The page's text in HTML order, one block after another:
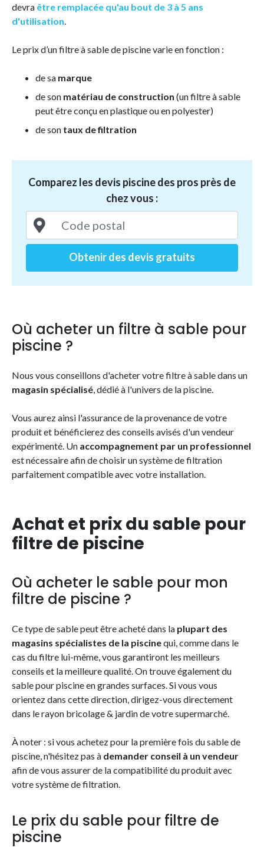
devra être remplacée qu'au bout de 3 à 5 ans
d'utilisation
Le prix d’un filtre à sable de piscine varie en fonction :
de sa marque
de son matériau de construction (un filtre à sable
peut être conçu en plastique ou en polyester)
de son taux de filtration
Comparez les devis piscine des pros près de
chez vous :
Obtenir des devis gratuits
Où acheter un filtre à sable pour
piscine ?
Nous vous conseillons d'acheter votre filtre à sable dans un
magasin spécialisé , dédié à l'univers de la piscine.
Vous aurez ainsi l'assurance de la provenance de votre
produit et bénéficierez des conseils avisés d'un vendeur
expérimenté. Un accompagnement par un professionnel
est nécessaire afin de choisir un système de filtration
parfaitement compatible avec votre installation.
Achat et prix du sable pour
filtre de piscine
Où acheter le sable pour mon
filtre de piscine ?
Ce type de sable peut être acheté dans la plupart des
magasins spécialistes de la piscinequi, comme dans le
cas du filtre lui-même, vous garantiront les meilleurs
conseils et la meilleure qualité. On trouve également du
sable pour piscine en grandes surfaces. Si vous vous
orientez dans cette direction, dirigez-vous directement
dans le rayon bricolage & jardin de votre supermarché.
À noter : si vous achetez pour la première fois du sable de
piscine, n'hésitez pas à demander conseil à un vendeur
afin de vous assurer de la compatibilité du produit avec
votre système de filtration.
Le prix du sable pour filtre de
piscine